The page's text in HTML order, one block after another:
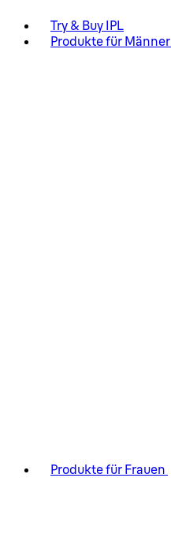
Try & Buy IPL
Produkte für Männer
Produkte für Frauen